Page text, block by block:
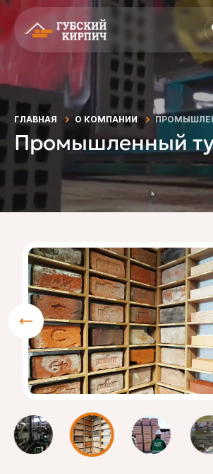
ГЛАВНАЯ О КОМПАНИИ
Промышленный